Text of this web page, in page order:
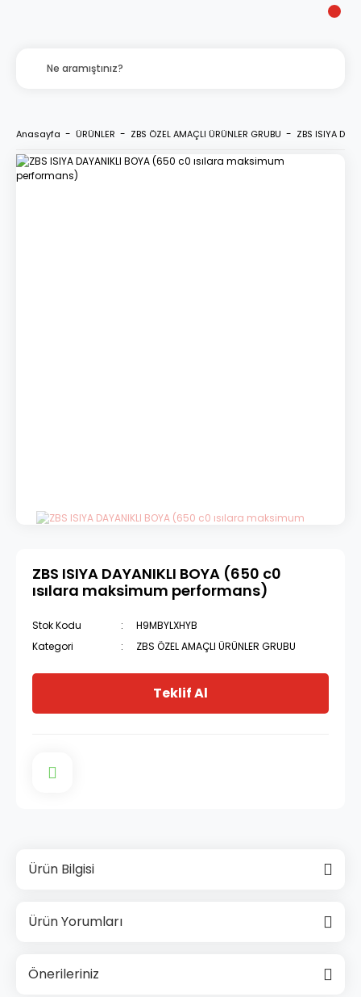
Anasayfa ÜRÜNLER ZBS ÖZEL AMAÇLI ÜRÜNLER GRUBU ZBS ISIYA
ZBS ISIYA DAYANIKLI BOYA (650 c0
ısılara maksimum performans)
Stok Kodu
H9MBYLXHYB
Kategori
ZBS ÖZEL AMAÇLI ÜRÜNLER GRUBU
Teklif Al
Ürün Bilgisi
Ürün Yorumları
Önerileriniz